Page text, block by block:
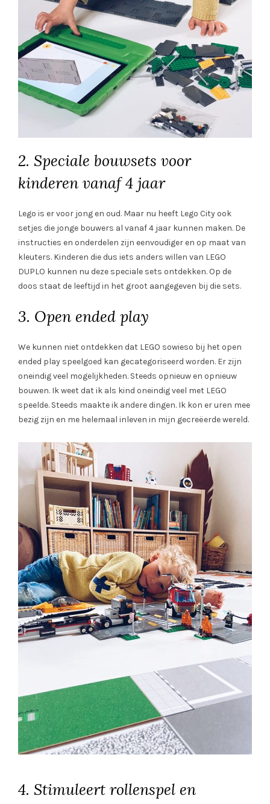
2. Speciale bouwsets voor
kinderen vanaf 4 jaar
Lego is er voor jong en oud. Maar nu heeft Lego City ook
setjes die jonge bouwers al vanaf 4 jaar kunnen maken. De
instructies en onderdelen zijn eenvoudiger en op maat van
kleuters. Kinderen die dus iets anders willen van LEGO
DUPLO kunnen nu deze speciale sets ontdekken. Op de
doos staat de leeftijd in het groot aangegeven bij die sets.
3. Open ended play
We kunnen niet ontdekken dat LEGO sowieso bij het open
ended play speelgoed kan gecategoriseerd worden. Er zijn
oneindig veel mogelijkheden. Steeds opnieuw en opnieuw
bouwen. Ik weet dat ik als kind oneindig veel met LEGO
speelde. Steeds maakte ik andere dingen. Ik kon er uren mee
bezig zijn en me helemaal inleven in mijn gecreëerde wereld.
4. Stimuleert rollenspel en